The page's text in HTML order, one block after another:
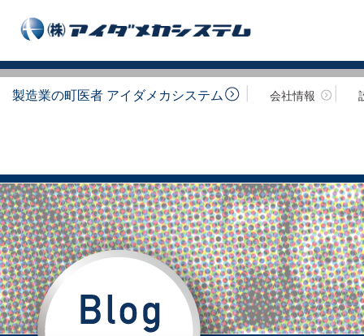
製造業の町医者 アイダメカシステム 会社情報